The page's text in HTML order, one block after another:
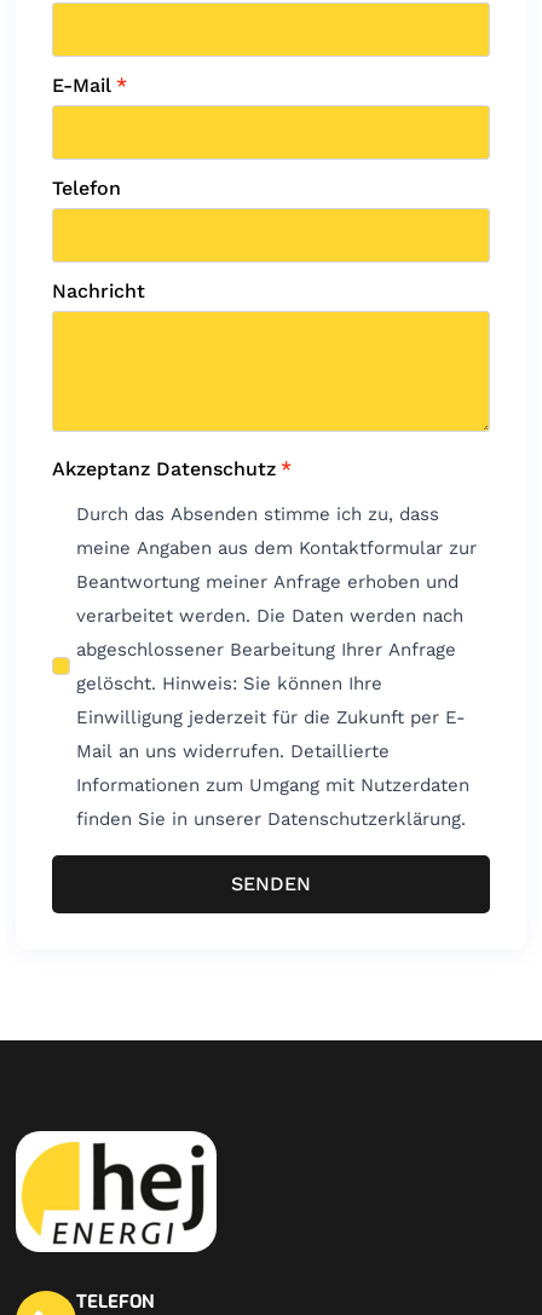
E-Mail *
Telefon
Nachricht
Akzeptanz Datenschutz *
Durch das Absenden stimme ich zu, dass
meine Angaben aus dem Kontaktformular zur
Beantwortung meiner Anfrage erhoben und
verarbeitet werden. Die Daten werden nach
abgeschlossener Bearbeitung Ihrer Anfrage
gelöscht. Hinweis: Sie können Ihre
Einwilligung jederzeit für die Zukunft per E-
Mail an uns widerrufen. Detaillierte
Informationen zum Umgang mit Nutzerdaten
finden Sie in unserer Datenschutzerklärung.
SENDEN
TELEFON